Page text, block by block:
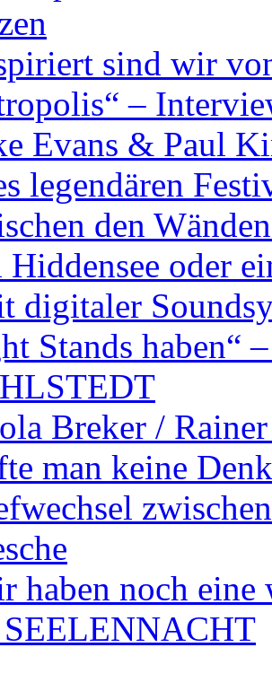
sind wir
–
Evans & Paul
legendären
den
Hiddensee oder
digitaler
Stands haben“
Breker /
man keine
haben noch